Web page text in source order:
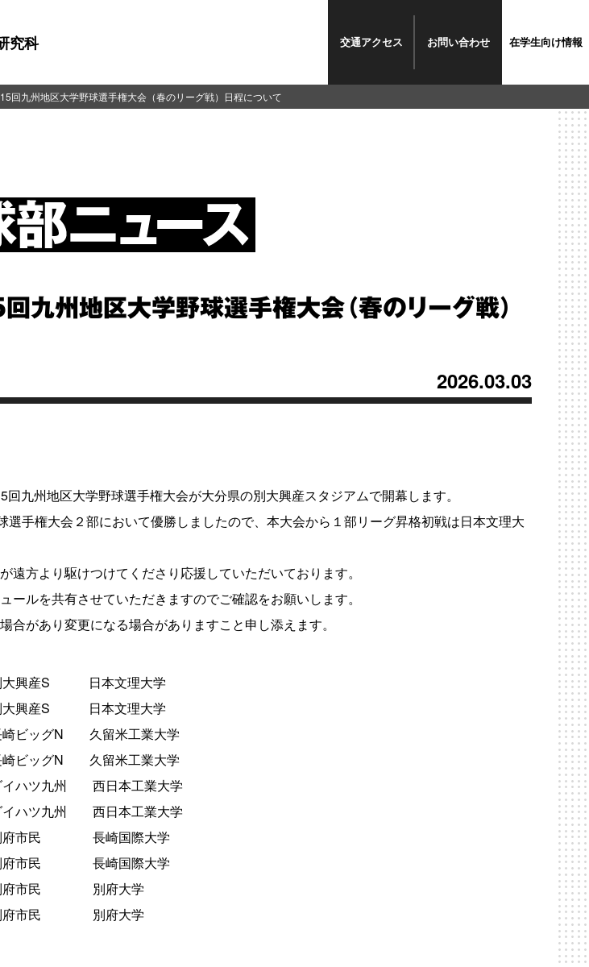
究科 交通アクセス お問い合わせ 在学生向け情報
回九州地区大学野球選手権大会（春のリーグ戦）
2026.03.03
九州地区大学野球選手権大会が大分県の別大興産スタジアムで開幕します。
手権大会２部において優勝しましたので、本大会から１部リーグ昇格初戦は日本文理大
方より駆けつけてくださり応援していただいております。
ルを共有させていただきますのでご確認をお願いします。
があり変更になる場合がありますこと申し添えます。
興産S 日本文理大学
興産S 日本文理大学
ッグN 久留米工業大学
ッグN 久留米工業大学
ツ九州 西日本工業大学
ツ九州 西日本工業大学
市民 長崎国際大学
市民 長崎国際大学
市民 別府大学
市民 別府大学
回九州地区大学野球選手権大会（春のリーグ戦）日程について